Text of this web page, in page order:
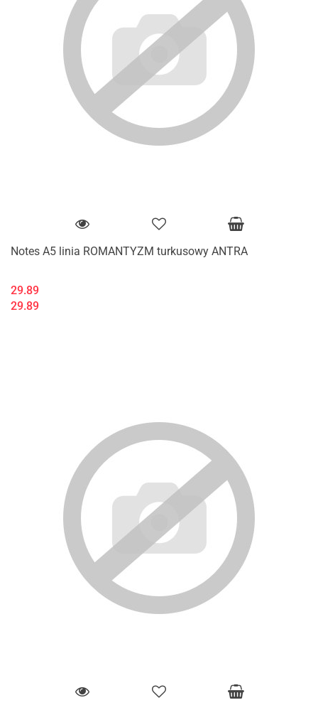
Notes A5 linia ROMANTYZM turkusowy ANTRA
29.89
29.89